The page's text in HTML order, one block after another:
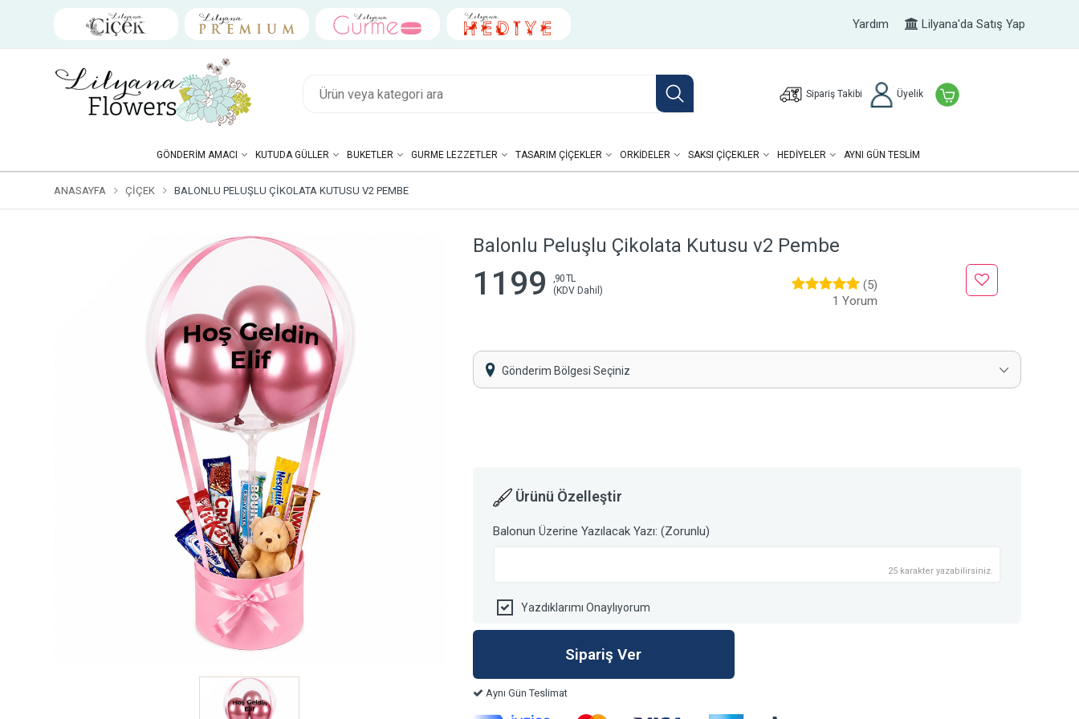
Yardım Lilyana'da Satış Yap
Sipariş Takibi Üyelik
GÖNDERIM AMACI KUTUDA GÜLLER BUKETLER GURME LEZZETLER TASARIM ÇIÇEKLER ORKIDELER SAKSI ÇIÇEKLER HEDIYELER AYNI GÜN TESLİM
ANASAYFA ÇIÇEK BALONLU PELUŞLU ÇIKOLATA KUTUSU V2 PEMBE
Balonlu Peluşlu Çikolata Kutusu v2 Pembe
1199
,90 TL
(KDV Dahil)
(5)
1 Yorum
Gönderim Bölgesi Seçiniz
Ürünü Özelleştir
Balonun Üzerine Yazılacak Yazı: (Zorunlu)
25 karakter yazabilirsiniz.
Yazdıklarımı Onaylıyorum
Aynı Gün Teslimat